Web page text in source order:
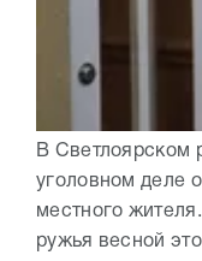
В Светлоярском
уголовном деле
местного
ружья весной